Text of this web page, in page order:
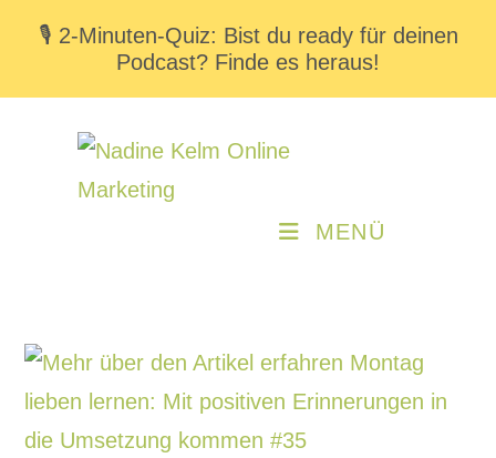
🎙️ 2-Minuten-Quiz: Bist du ready für deinen
Podcast? Finde es heraus!
MENÜ